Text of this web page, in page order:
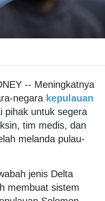
-- Meningkatnya
negara kepulauan
pihak untuk segera
tim medis, dan
melanda pulau-
jenis Delta
membuat sistem